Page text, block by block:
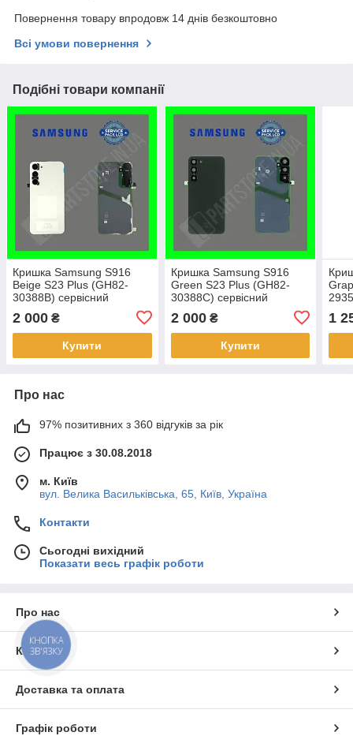
Повернення товару впродовж 14 днів безкоштовно
Всі умови повернення
Подібні товари компанії
Кришка Samsung S916
Beige S23 Plus (GH82-
30388B) сервісний
2 000 ₴
Купити
Кришка Samsung S916
Green S23 Plus (GH82-
30388C) сервісний
2 000₴
Купити
1
Про нас
97% позитивних з 360 відгуків за рік
Працює з 30.08.2018
м. Київ
вул. Велика Васильківська, 65, Київ, Україна
Контакти
Сьогодні вихідний
Показати весь графік роботи
Про нас
Контакти
Доставка та оплата
Графік роботи
КНОПКА
ЗВ'ЯЗКУ